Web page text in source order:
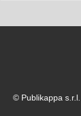
© Publikappa